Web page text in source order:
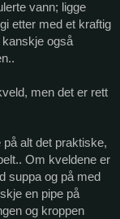
vann; ligge
etter med et kraftig
også
men det er rett
alt det praktiske,
Om kveldene er
suppa og på med
en pipe på
og kroppen